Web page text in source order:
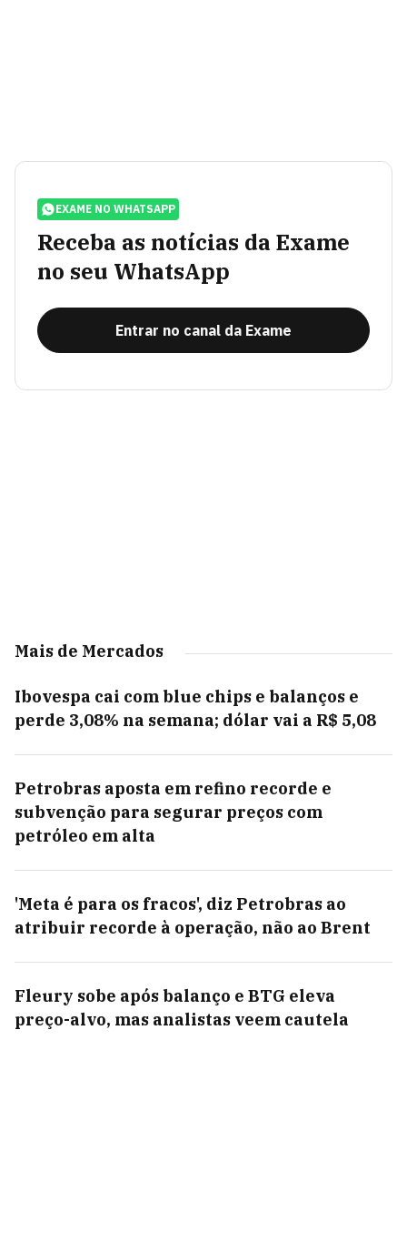
EXAME NO WHATSAPP
Receba as notícias da Exame
no seu WhatsApp
Entrar no canal da Exame
Mais de Mercados
Ibovespa cai com blue chips e balanços e
perde 3,08% na semana; dólar vai a R$ 5,08
Petrobras aposta em refino recorde e
subvenção para segurar preços com
petróleo em alta
'Meta é para os fracos', diz Petrobras ao
atribuir recorde à operação, não ao Brent
Fleury sobe após balanço e BTG eleva
preço-alvo, mas analistas veem cautela